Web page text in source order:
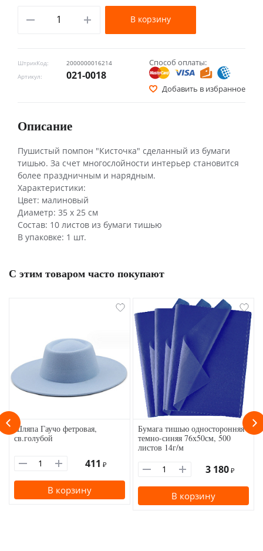
ШтрихКод:
2000000016214
Артикул:
021-0018
Способ оплаты:
Добавить в избранное
В корзину
Описание
Пушистый помпон "Кисточка" сделанный из бумаги
тишью. За счет многослойности интерьер становится
более праздничным и нарядным.
Характеристики:
Цвет: малиновый
Диаметр: 35 х 25 см
Состав: 10 листов из бумаги тишью
В упаковке: 1 шт.
С этим товаром часто покупают
Шляпа Гаучо фетровая,
св.голубой
411 ₽
В корзину
Бумага тишью односторонняя
темно-синяя 76х50см, 500
листов 14г/м
3 180 ₽
В корзину